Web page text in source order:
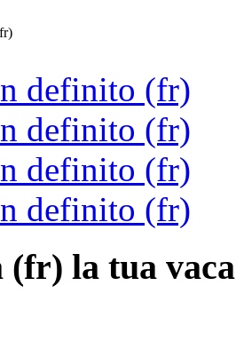
definito (fr)
definito (fr)
definito (fr)
definito (fr)
(fr) la tua